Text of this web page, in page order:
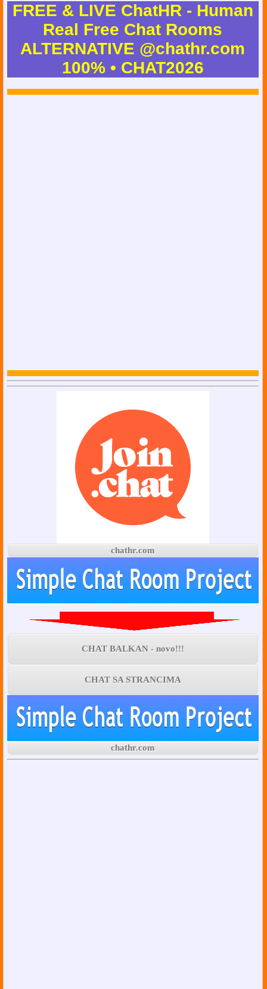
FREE & LIVE ChatHR - Human
Real Free Chat Rooms
ALTERNATIVE @chathr.com
100% • CHAT2026
chathr.com
CHAT BALKAN - novo!!!
CHAT SA STRANCIMA
chathr.com